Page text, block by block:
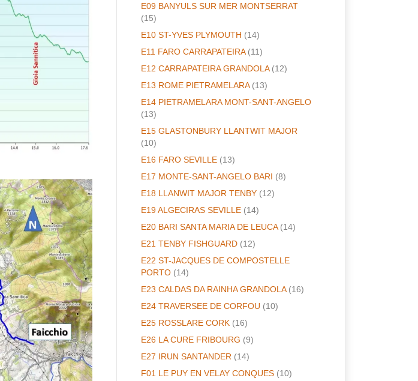
E09 BANYULS SUR MER MONTSERRAT
(15)
E10 ST-YVES PLYMOUTH (14)
E11 FARO CARRAPATEIRA(11)
E12 CARRAPATEIRA GRANDOLA(12)
E13 ROME PIETRAMELARA(13)
E14 PIETRAMELARA MONT-SANT-ANGELO
(13)
E15 GLASTONBURY LLANTWIT MAJOR
(10)
E16 FARO SEVILLE (13)
E17 MONTE-SANT-ANGELO BARI (8)
E18 LLANWIT MAJOR TENBY (12)
E19 ALGECIRAS SEVILLE (14)
E20 BARI SANTA MARIA DE LEUCA(14)
E21 TENBY FISHGUARD (12)
E22 ST-JACQUES DE COMPOSTELLE
PORTO (14)
E23 CALDAS DA RAINHA GRANDOLA(16)
E24 TRAVERSEE DE CORFOU (10)
E25 ROSSLARE CORK (16)
E26 LA CURE FRIBOURG (9)
E27 IRUN SANTANDER (14)
F01 LE PUY EN VELAY CONQUES (10)